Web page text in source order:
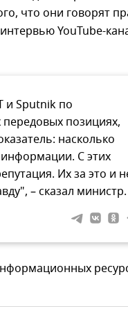
что они говорят
YouTube-
и Sputnik по
позициях,
насколько
С этих
Их за это и
– сказал министр.